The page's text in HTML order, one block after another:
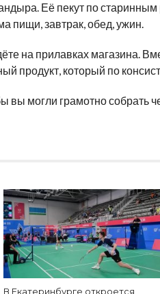
Её пекут по
пищи, завтрак, обед, ужин.
на прилавках магазина.
продукт, который по
вы могли грамотно собрать
В Екатеринбурге откроется